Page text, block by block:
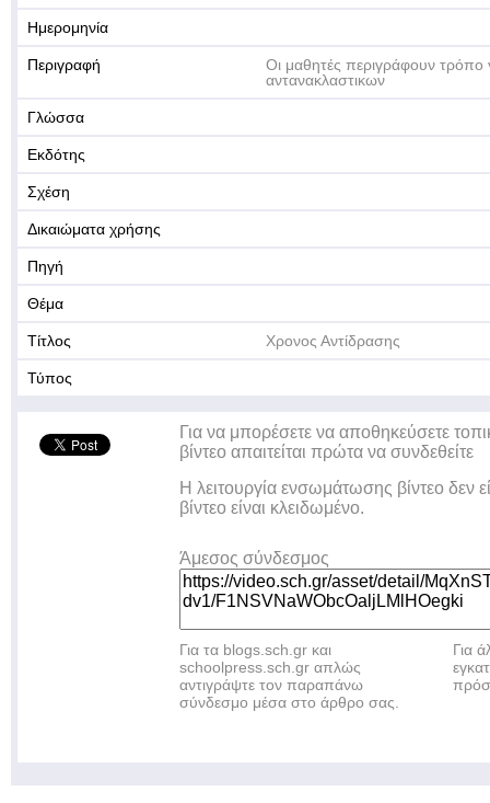
Ημερομηνία
Περιγραφή
Οι μαθητές περιγράφουν τρόπο
αντανακλαστικων
Γλώσσα
Εκδότης
Σχέση
Δικαιώματα χρήσης
Πηγή
Θέμα
Τίτλος Χρονος Αντίδρασης
Τύπος
Για να μπορέσετε να αποθηκεύσετε
βίντεο απαιτείται πρώτα να συνδεθείτε
Η λειτουργία ενσωμάτωσης βίντεο δεν
βίντεο είναι κλειδωμένο.
Άμεσος σύνδεσμος
Για τα blogs.sch.gr και
schoolpress.sch.gr απλώς
αντιγράψτε τον παραπάνω
σύνδεσμο μέσα στο άρθρο σας.
Για